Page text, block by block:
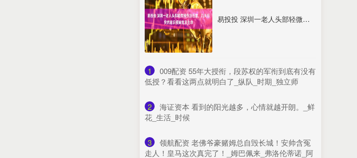
易投投 深圳一老人头部轻微摔伤没在意，几天后突然意识模糊危及生命
1
​009配资 55年大授衔，段苏权的军衔到底有没有
低授？看看这两点就明白了_纵队_时期_独立师
2
​海证资本 看到的阳光越多，心情就越开朗。_鲜
花_生活_时候
3
​领航配资 老佛爷豪赌姆总自毁长城！安帅含冤
走人！皇马这次真完了！_姆巴佩来_弗洛伦蒂诺_阿